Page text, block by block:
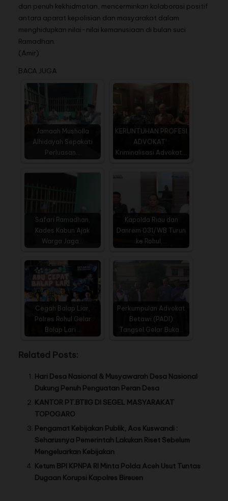
dan penuh kekhidmatan, mencerminkan kolaborasi positif
antara aparat kepolisian dan masyarakat dalam
menghidupkan nilai-nilai kemanusiaan di bulan suci
Ramadhan.
(Amir)
BACA JUGA
Jamaah Musholla
Alhidayah Sepakati
Perluasan…
KERUNTUHAN PROFESI
ADVOKAT' :
Kriminalisasi Advokat…
Safari Ramadhan,
Kades Kabun Ajak
Warga Jaga…
Kapolda Riau dan
Danrem 031/WB Turun
ke Rohul,…
Cegah Balap Liar,
Polres Rohul Gelar
Balap Lari…
Perkumpulan Advokat
Betawi (PADI)
Tangsel.Gelar Buka…
Related Posts:
Hari Desa Nasional & Musyawarah Desa Nasional
Dukung Penuh Penguatan Peran Desa
KANTOR PT.BTIIG DI SEGEL MASYARAKAT
TOPOGARO
Pengamat Kebijakan Publik, Aos Kuswandi :
Seharusnya Pemerintah Lakukan Riset Sebelum
Mengeluarkan Kebijakan
Ketum BPI KPNPA RI Minta Polda Aceh Usut Tuntas
Dugaan Korupsi Kapolres Bireuen